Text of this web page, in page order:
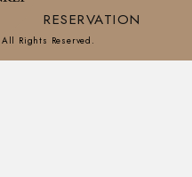
RESERVATION
Rights Reserved.